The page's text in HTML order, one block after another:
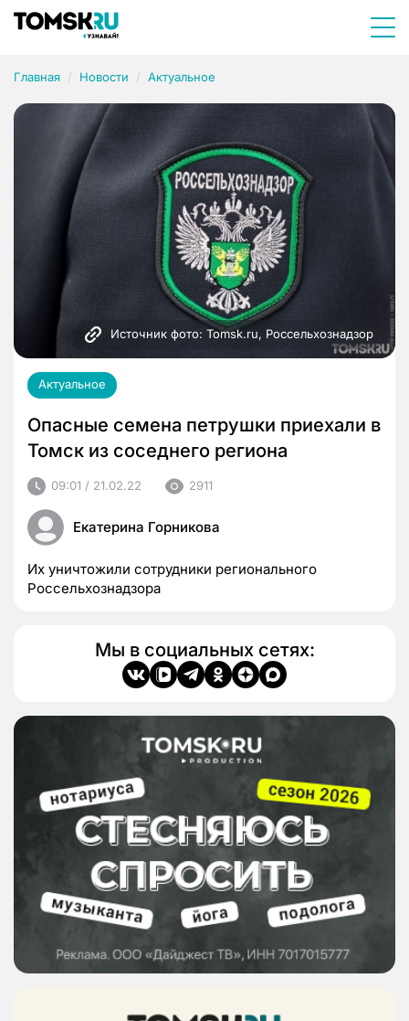
Главная Новости Актуальное
Источник фото: Tomsk.ru, Россельхознадзор
Актуальное
Опасные семена петрушки приехали в
Томск из соседнего региона
09:01 / 21.02.22 2911
Екатерина Горникова
Их уничтожили сотрудники регионального
Россельхознадзора
Мы в социальных сетях: